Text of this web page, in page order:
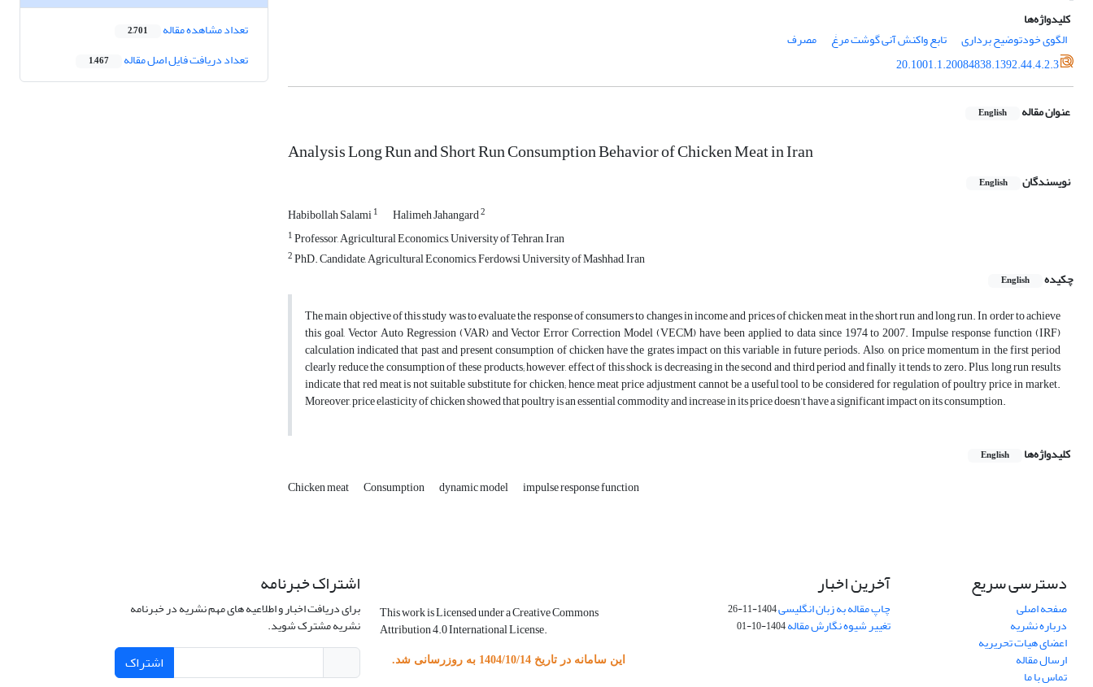
کلیدواژه‌ها
الگوی خود‌توضیح برداری
تابع واکنش آنی گوشت مرغٰ
مصرف
20.1001.1.20084838.1392.44.4.2.3
عنوان مقاله English
Analysis Long Run and Short Run Consumption Behavior of Chicken Meat in Iran
نویسندگان English
Habibollah Salami1 Halimeh Jahangard2
1Professor, Agricultural Economics, University of Tehran, Iran
2PhD. Candidate, Agricultural Economics, Ferdowsi University of Mashhad, Iran
چکیده
English
The main objective of this study was to evaluate the response of consumers to changes in income and prices of chicken meat in the short run and long run. In order to achieve
this goal, Vector Auto Regression (VAR) and Vector Error Correction Model (VECM) have been applied to data since 1974 to 2007. Impulse response function (IRF)
calculation indicated that past and present consumption of chicken have the grates impact on this variable in future periods. Also, on price momentum in the first period
clearly reduce the consumption of these products; however, effect of this shock is decreasing in the second and third period and finally it tends to zero. Plus, long run results
indicate that red meat is not suitable substitute for chicken; hence, meat price adjustment cannot be a useful tool to be considered for regulation of poultry price in market.
Moreover, price elasticity of chicken showed that poultry is an essential commodity and increase in its price doesn’t have a significant impact on its consumption.
کلیدواژه‌ها English
Chicken meat Consumption dynamic model impulse response function
تعداد مشاهده مقاله 2,701
تعداد دریافت فایل اصل مقاله 1,467
دسترسی سریع
صفحه اصلی
درباره نشریه
اعضای هیات تحریریه
ارسال مقاله
تماس با ما
آخرین اخبار
چاپ مقاله به زبان انگلیسی1404-11-26
تغییر شیوه نگارش مقاله1404-10-01
This work is Licensed under a Creative Commons
Attribution 4.0 International License.
این سامانه در تاریخ 1404/10/14 به روزرسانی شد.
اشتراک خبرنامه
برای دریافت اخبار و اطلاعیه های مهم نشریه در خبرنامه
نشریه مشترک شوید.
اشتراک